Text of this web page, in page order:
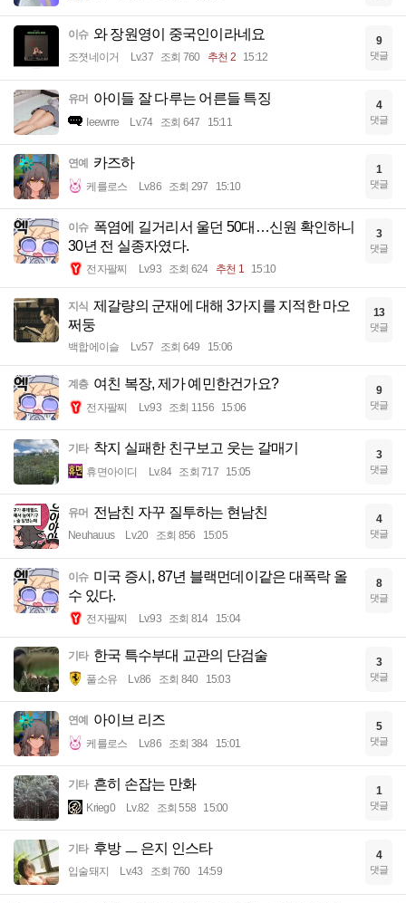
이슈 와 장원영이 중국인이라네요
조졋네이거 Lv.37 조회 760 추천 2 15:12
9
댓글
유머 아이들 잘 다루는 어른들 특징
Ieewrre Lv.74 조회 647 15:11
4
댓글
연예 카즈하
케를로스 Lv.86 조회 297 15:10
1
댓글
이슈 폭염에 길거리서 울던 50대…신원 확인하니
30년 전 실종자였다.
전자팔찌 Lv.93 조회 624 추천 1 15:10
3
댓글
지식 제갈량의 군재에 대해 3가지를 지적한 마오
쩌둥
백합에이슬 Lv.57 조회 649 15:06
13
댓글
계층 여친 복장, 제가 예민한건가요?
전자팔찌 Lv.93 조회 1156 15:06
9
댓글
기타 착지 실패한 친구보고 웃는 갈매기
휴면아이디 Lv.84 조회 717 15:05
3
댓글
유머 전남친 자꾸 질투하는 현남친
Neuhauus Lv.20 조회 856 15:05
4
댓글
이슈 미국 증시, 87년 블랙먼데이같은 대폭락 올
수 있다.
전자팔찌 Lv.93 조회 814 15:04
8
댓글
기타 한국 특수부대 교관의 단검술
풀소유 Lv.86 조회 840 15:03
3
댓글
연예 아이브 리즈
케를로스 Lv.86 조회 384 15:01
5
댓글
기타 흔히 손잡는 만화
Krieg0 Lv.82 조회 558 15:00
1
댓글
기타 후방 ㅡ 은지 인스타
입술돼지 Lv.43 조회 760 14:59
4
댓글